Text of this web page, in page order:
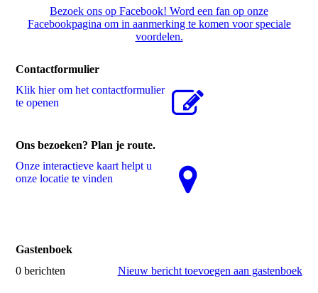
Bezoek ons op Facebook! Word een fan op onze
Facebookpagina om in aanmerking te komen voor speciale
voordelen.
Contactformulier
Klik hier om het contactformulier
te openen
Ons bezoeken? Plan je route.
Onze interactieve kaart helpt u
onze locatie te vinden
Gastenboek
0 berichten
Nieuw bericht toevoegen aan gastenboek